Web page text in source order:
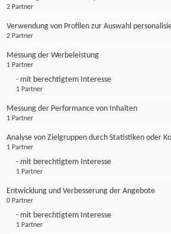
2 Partner
Verwendung von Profilen zur Auswahl
2 Partner
Messung der Werbeleistung
1 Partner
- mit berechtigtem Interesse
1 Partner
Messung der Performance von Inhalten
1 Partner
Analyse von Zielgruppen durch Statistiken oder
1 Partner
- mit berechtigtem Interesse
1 Partner
Entwicklung und Verbesserung der Angebote
0 Partner
- mit berechtigtem Interesse
1 Partner